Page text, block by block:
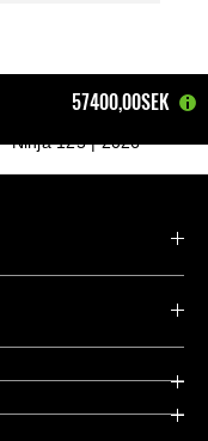
57400,00SEK
Ninja 125 | 2026